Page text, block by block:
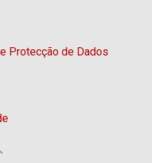
Protecção de Dados